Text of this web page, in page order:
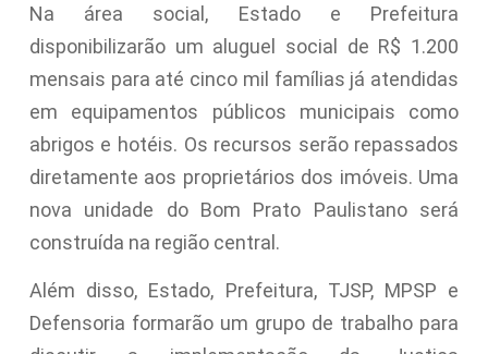
Na área social, Estado e Prefeitura
disponibilizarão um aluguel social de R$ 1.200
mensais para até cinco mil famílias já atendidas
em equipamentos públicos municipais como
abrigos e hotéis. Os recursos serão repassados
diretamente aos proprietários dos imóveis. Uma
nova unidade do Bom Prato Paulistano será
construída na região central.
Além disso, Estado, Prefeitura, TJSP, MPSP e
Defensoria formarão um grupo de trabalho para